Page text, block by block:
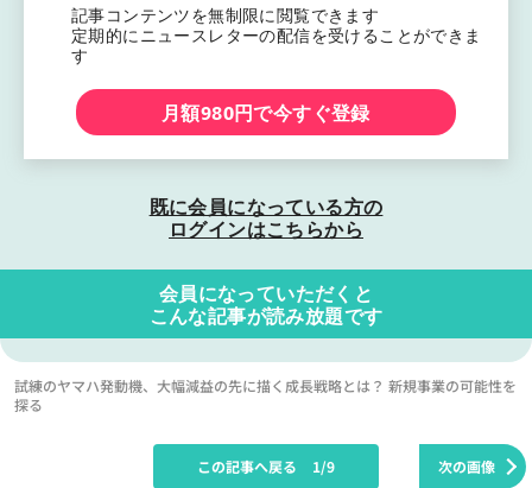
記事コンテンツを無制限に閲覧できます
定期的にニュースレターの配信を受けることができま
す
月額980円で今すぐ登録
既に会員になっている方の
ログインはこちらから
会員になっていただくと
こんな記事が読み放題です
試練のヤマハ発動機、大幅減益の先に描く成長戦略とは？ 新規事業の可能性を
探る
次の画像
この記事へ戻る 1/9